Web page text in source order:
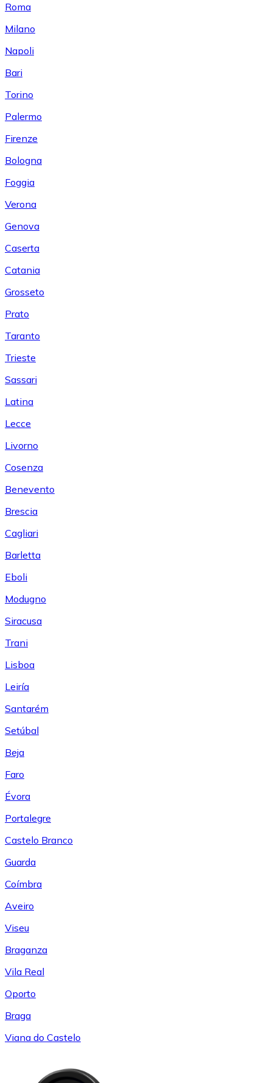
Roma
Milano
Napoli
Bari
Torino
Palermo
Firenze
Bologna
Foggia
Verona
Genova
Caserta
Catania
Grosseto
Prato
Taranto
Trieste
Sassari
Latina
Lecce
Livorno
Cosenza
Benevento
Brescia
Cagliari
Barletta
Eboli
Modugno
Siracusa
Trani
Lisboa
Leiría
Santarém
Setúbal
Beja
Faro
Évora
Portalegre
Castelo Branco
Guarda
Coímbra
Aveiro
Viseu
Braganza
Vila Real
Oporto
Braga
Viana do Castelo